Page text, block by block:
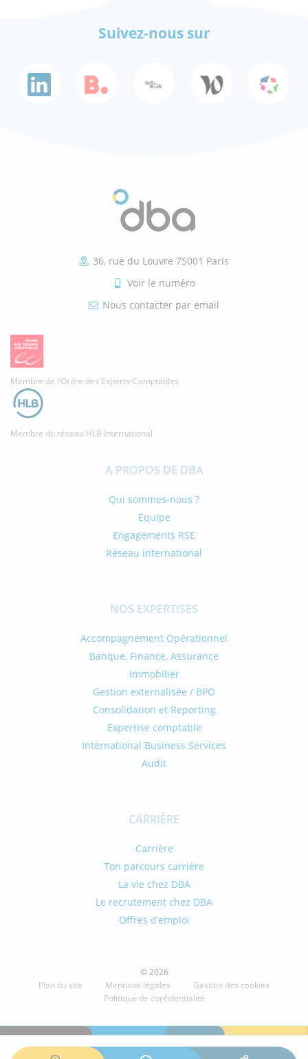
Suivez-nous sur
36, rue du Louvre 75001 Paris
Voir le numéro
Nous contacter par email
Membre de l’Ordre des Experts-Comptables
Membre du réseau HLB International
A PROPOS DE DBA
Qui sommes-nous ?
Equipe
Engagements RSE
Réseau international
NOS EXPERTISES
Accompagnement Opérationnel
Banque, Finance, Assurance
Immobilier
Gestion externalisée / BPO
Consolidation et Reporting
Expertise comptable
International Business Services
Audit
CARRIÈRE
Carrière
Ton parcours carrière
La vie chez DBA
Le recrutement chez DBA
Offres d’emploi
© 2026
Plan du site
Mentions légales
Gestion des cookies
Politique de confidentialité